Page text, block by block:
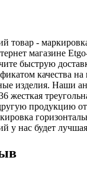
товар -
магазине
быструю
качества
изделия. Наши
жесткая
продукцию
у нас будет